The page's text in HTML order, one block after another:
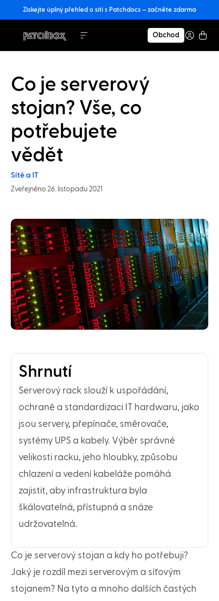
Získejte úplný přehled o síti s Patchdocs – začněte zdarma
Obchod
Co je serverový
stojan? Vše, co
potřebujete
vědět
Sítě a IT
Zveřejněno 26. listopadu 2021
Shrnutí
Serverový rack slouží k uspořádání,
ochraně a standardizaci IT hardwaru, jako
jsou servery, přepínače, směrovače,
systémy UPS a kabely. Výběr správné
velikosti racku, jeho hloubky, způsobu
chlazení a vedení kabeláže pomáhá
zajistit, aby infrastruktura byla
škálovatelná, přístupná a snáze
udržovatelná.
Co je serverový stojan a kdy ho potřebuji?
Jaký je rozdíl mezi serverovým a síťovým
stojanem? Na tyto a mnoho dalších častých